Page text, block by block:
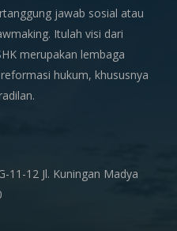
jawab sosial atau
Itulah visi dari
merupakan lembaga
hukum, khususnya
11-12 Jl. Kuningan Madya